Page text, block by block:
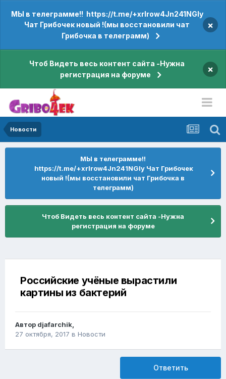
МЫ в телеграмме!! https://t.me/+xrIrow4Jn241NGIy
Чат Грибочек новый !(мы восстановили чат
Грибочка в телеграмм)
×
Чтоб Видеть весь контент сайта -Нужна
регистрация на форуме
×
Новости
МЫ в телеграмме!!
https://t.me/+xrIrow4Jn241NGIy Чат Грибочек
новый !(мы восстановили чат Грибочка в
телеграмм)
Чтоб Видеть весь контент сайта -Нужна
регистрация на форуме
Российские учёные вырастили
картины из бактерий
Автор djafarchik,
27 октября, 2017 в Новости
Ответить